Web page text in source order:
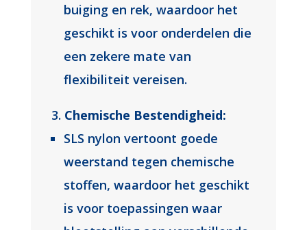
buiging en rek, waardoor het
geschikt is voor onderdelen die
een zekere mate van
flexibiliteit vereisen.
Chemische Bestendigheid:
SLS nylon vertoont goede
weerstand tegen chemische
stoffen, waardoor het geschikt
is voor toepassingen waar